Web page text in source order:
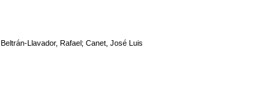
Beltrán-Llavador, Rafael; Canet, José Luis